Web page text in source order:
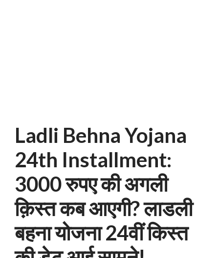
Ladli Behna Yojana
24th Installment:
3000 रुपए की अगली
क़िस्त कब आएगी? लाडली
बहना योजना 24वीं किस्त